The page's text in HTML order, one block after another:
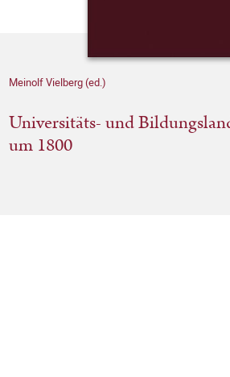
Meinolf Vielberg (ed.)
Universitäts- und
um 1800